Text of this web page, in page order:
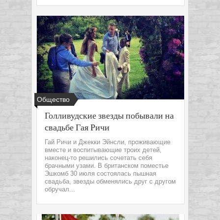
Общество
Голливудские звезды побывали на
свадьбе Гая Ричи
Гай Ричи и Джекки Эйнсли, проживающие
вместе и воспитывающие троих детей,
наконец-то решились сочетать себя
брачными узами. В британском поместье
Эшкомб 30 июля состоялась пышная
свадьба, звезды обменялись друг с другом
обручал...